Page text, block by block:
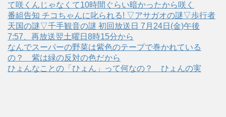
て咲くんじゃなくて10時間ぐらい暗かったから咲く
番組告知 チコちゃんに叱られる! ▽アサガオの謎▽歩行者
天国の謎▽千手観音の謎 初回放送日 7月24日(金)午後
7:57、再放送翌土曜日8時15分から
なんでスーパーの野菜は紫色のテープで巻かれている
の？ 紫は緑の反対の色だから
ひょんなことの「ひょん」って何なの？ ひょんの実